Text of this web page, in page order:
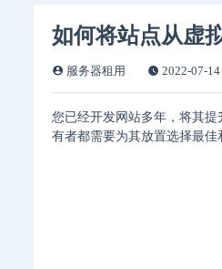
如何将站点从虚
服务器租用 2022-07-14
您已经开发网站多年，将其
有者都需要为其放置选择最佳